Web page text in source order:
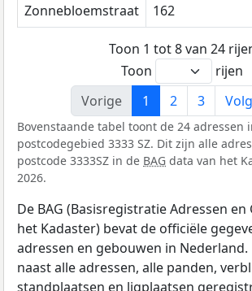
Zonnebloemstraat
162
Toon 1 tot 8 van 24
Toon
rijen
Vorige
1 2 3
Bovenstaande tabel toont de 24 adressen
postcodegebied 3333 SZ. Dit zijn alle
postcode 3333SZ in de BAG data van het
2026.
De BAG (Basisregistratie Adressen
het Kadaster) bevat de officiële
adressen en gebouwen in Nederland.
naast alle adressen, alle panden,
standplaatsen en ligplaatsen